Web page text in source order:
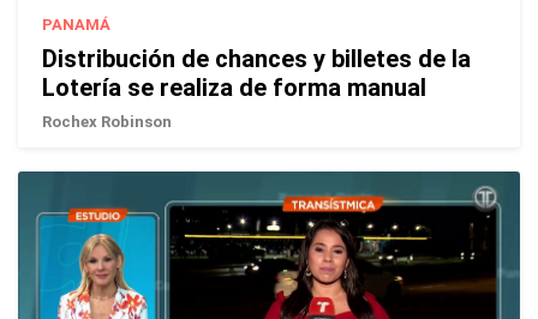
PANAMÁ
Distribución de chances y billetes de la
Lotería se realiza de forma manual
Rochex Robinson